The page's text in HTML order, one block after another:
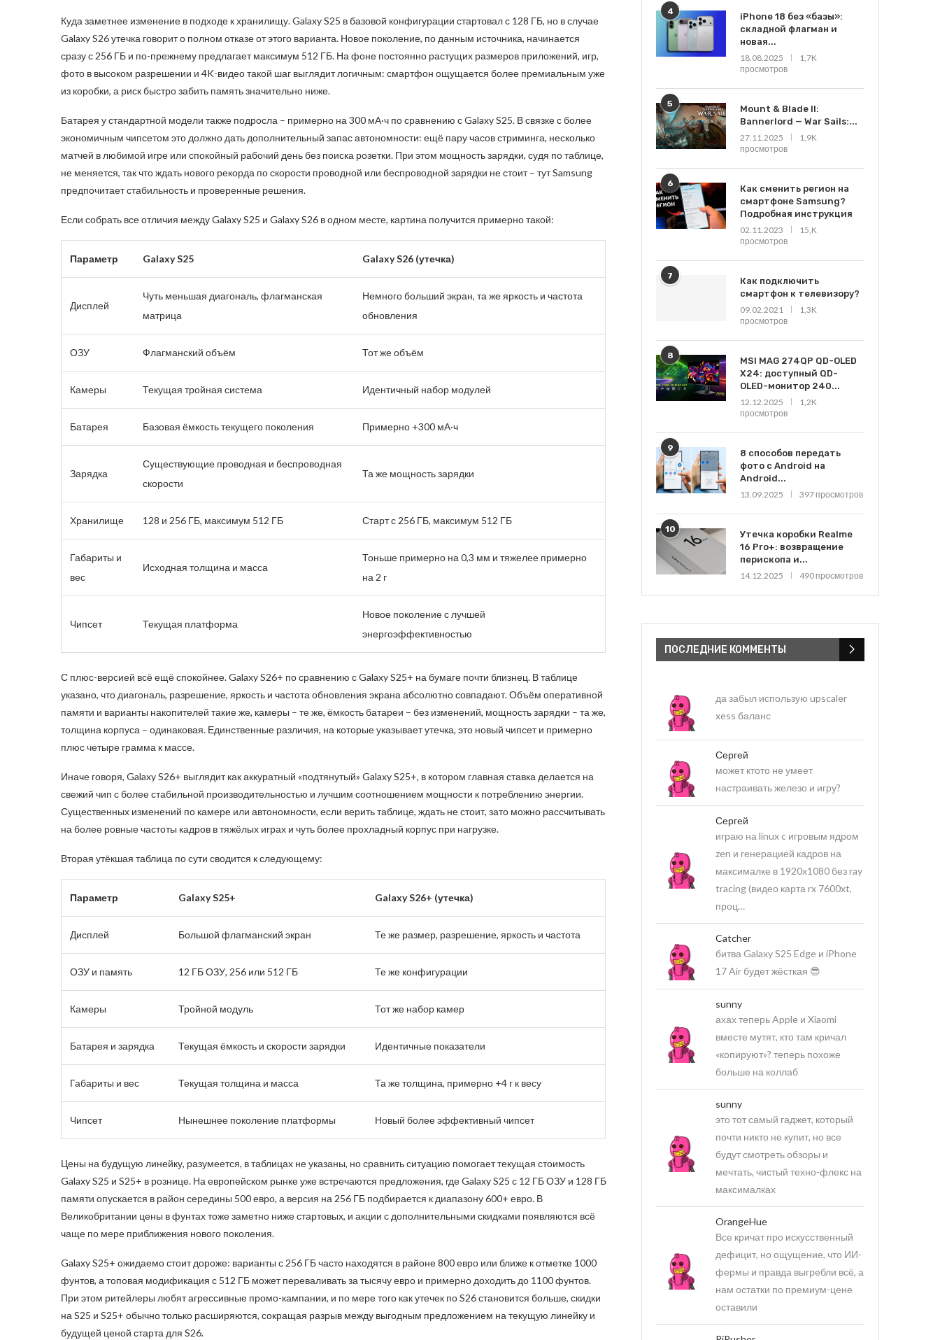
Куда заметнее изменение в подходе к хранилищу. Galaxy S25 в базовой конфигурации стартовал с 128 ГБ, но в случае
Galaxy S26 утечка говорит о полном отказе от этого варианта. Новое поколение, по данным источника, начинается
сразу с 256 ГБ и по-прежнему предлагает максимум 512 ГБ. На фоне постоянно растущих размеров приложений, игр,
фото в высоком разрешении и 4K-видео такой шаг выглядит логичным: смартфон ощущается более премиальным уже
из коробки, а риск быстро забить память значительно ниже.
Батарея у стандартной модели также подросла – примерно на 300 мА·ч по сравнению с Galaxy S25. В связке с более
экономичным чипсетом это должно дать дополнительный запас автономности: ещё пару часов стриминга, несколько
матчей в любимой игре или спокойный рабочий день без поиска розетки. При этом мощность зарядки, судя по таблице,
не меняется, так что ждать нового рекорда по скорости проводной или беспроводной зарядки не стоит – тут Samsung
предпочитает стабильность и проверенные решения.
Если собрать все отличия между Galaxy S25 и Galaxy S26 в одном месте, картина получится примерно такой:
Параметр Galaxy S25 Galaxy S26 (утечка)
Дисплей
Чуть меньшая диагональ, флагманская
матрица
Немного больший экран, та же яркость и частота
обновления
ОЗУ Флагманский объём Тот же объём
Камеры Текущая тройная система Идентичный набор модулей
Батарея Базовая ёмкость текущего поколения Примерно +300 мА·ч
Зарядка
Существующие проводная и беспроводная
скорости
Та же мощность зарядки
Хранилище 128 и 256 ГБ, максимум 512 ГБ Старт с 256 ГБ, максимум 512 ГБ
Габариты и
вес
Исходная толщина и масса
Тоньше примерно на 0,3 мм и тяжелее примерно
на 2 г
Чипсет Текущая платформа
Новое поколение с лучшей
энергоэффективностью
С плюс-версией всё ещё спокойнее. Galaxy S26+ по сравнению с Galaxy S25+ на бумаге почти близнец. В таблице
указано, что диагональ, разрешение, яркость и частота обновления экрана абсолютно совпадают. Объём оперативной
памяти и варианты накопителей такие же, камеры – те же, ёмкость батареи – без изменений, мощность зарядки – та же,
толщина корпуса – одинаковая. Единственные различия, на которые указывает утечка, это новый чипсет и примерно
плюс четыре грамма к массе.
Иначе говоря, Galaxy S26+ выглядит как аккуратный «подтянутый» Galaxy S25+, в котором главная ставка делается на
свежий чип с более стабильной производительностью и лучшим соотношением мощности к потреблению энергии.
Существенных изменений по камере или автономности, если верить таблице, ждать не стоит, зато можно рассчитывать
на более ровные частоты кадров в тяжёлых играх и чуть более прохладный корпус при нагрузке.
Вторая утёкшая таблица по сути сводится к следующему:
Параметр Galaxy S25+ Galaxy S26+ (утечка)
Дисплей Большой флагманский экран Те же размер, разрешение, яркость и частота
ОЗУ и память 12 ГБ ОЗУ, 256 или 512 ГБ Те же конфигурации
Камеры Тройной модуль Тот же набор камер
Батарея и зарядка Текущая ёмкость и скорости зарядки Идентичные показатели
Габариты и вес Текущая толщина и масса Та же толщина, примерно +4 г к весу
Чипсет Нынешнее поколение платформы Новый более эффективный чипсет
Цены на будущую линейку, разумеется, в таблицах не указаны, но сравнить ситуацию помогает текущая стоимость
Galaxy S25 и S25+ в рознице. На европейском рынке уже встречаются предложения, где Galaxy S25 с 12 ГБ ОЗУ и 128 ГБ
памяти опускается в район середины 500 евро, а версия на 256 ГБ подбирается к диапазону 600+ евро. В
Великобритании цены в фунтах тоже заметно ниже стартовых, и акции с дополнительными скидками появляются всё
чаще по мере приближения нового поколения.
Galaxy S25+ ожидаемо стоит дороже: варианты с 256 ГБ часто находятся в районе 800 евро или ближе к отметке 1000
фунтов, а топовая модификация с 512 ГБ может переваливать за тысячу евро и примерно доходить до 1100 фунтов.
При этом ритейлеры любят агрессивные промо-кампании, и по мере того как утечек по S26 становится больше, скидки
на S25 и S25+ обычно только расширяются, сокращая разрыв между выгодным предложением на текущую линейку и
будущей ценой старта для S26.
4
iPhone 18 без «базы»:
складной флагман и
новая...
18.08.2025
1,7K
просмотров
5
Mount & Blade II:
Bannerlord — War Sails:...
27.11.2025
1,9K
просмотров
6
Как сменить регион на
смартфоне Samsung?
Подробная инструкция
02.11.2023
15,K
просмотров
7
Как подключить
смартфон к телевизору?
09.02.2021
1,3K
просмотров
8
MSI MAG 274QP QD-OLED
X24: доступный QD-
OLED-монитор 240...
12.12.2025
1,2K
просмотров
9
8 способов передать
фото с Android на
Android...
13.09.2025
397 просмотров
10
Утечка коробки Realme
16 Pro+: возвращение
перископа и...
14.12.2025
490 просмотров
ПОСЛЕДНИЕ КОММЕНТЫ
да забыл использую upscaler
xess баланс
Сергей
может ктото не умеет
настраивать железо и игру?
Сергей
играю на linux c игровым ядром
zen и генерацией кадров на
максималке в 1920х1080 без ray
tracing (видео карта rx 7600xt,
проц…
Catcher
битва Galaxy S25 Edge и iPhone
17 Air будет жёсткая 😎
sunny
ахах теперь Apple и Xiaomi
вместе мутят, кто там кричал
«копируют»? теперь похоже
больше на коллаб
sunny
это тот самый гаджет, который
почти никто не купит, но все
будут смотреть обзоры и
мечтать, чистый техно-флекс на
максималках
OrangeHue
Все кричат про искусственный
дефицит, но ощущение, что ИИ-
фермы и правда выгребли всё, а
нам остатки по премиум-цене
оставили